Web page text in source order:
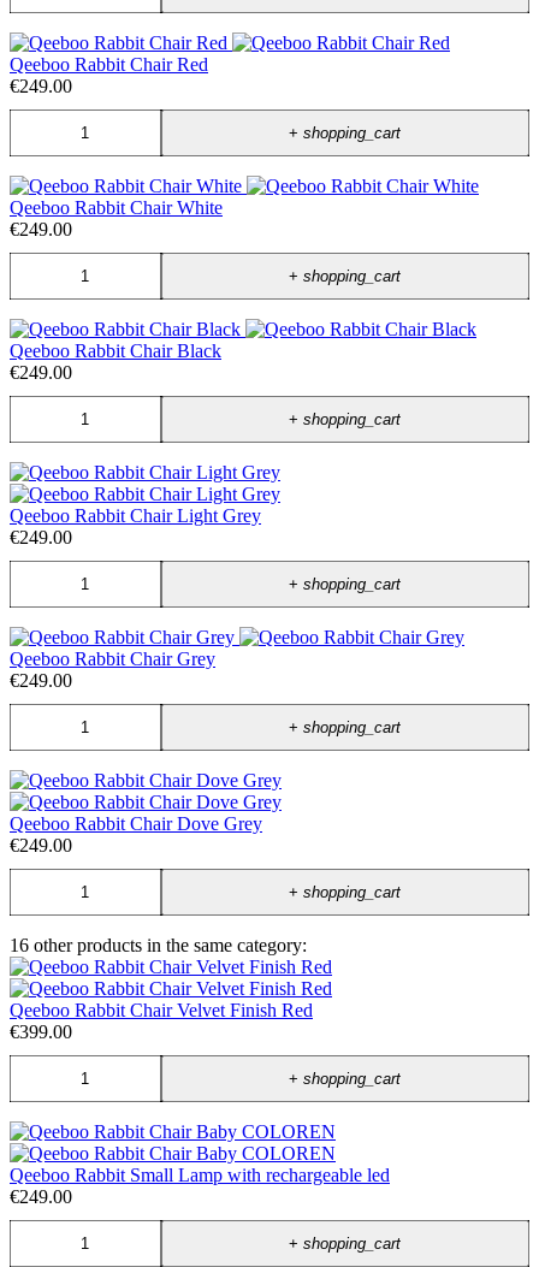
Qeeboo Rabbit Chair Red
€249.00
+shopping_cart
Qeeboo Rabbit Chair White
€249.00
+shopping_cart
Qeeboo Rabbit Chair Black
€249.00
+shopping_cart
Qeeboo Rabbit Chair Light Grey
€249.00
+shopping_cart
Qeeboo Rabbit Chair Grey
€249.00
+shopping_cart
Qeeboo Rabbit Chair Dove Grey
€249.00
+shopping_cart
16 other products in the same category:
Qeeboo Rabbit Chair Velvet Finish Red
€399.00
+shopping_cart
Qeeboo Rabbit Small Lamp with rechargeable led
€249.00
+shopping_cart